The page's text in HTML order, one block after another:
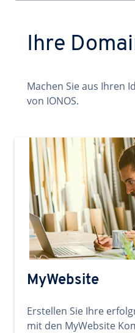
Ihre
Machen Sie aus Ihren
von IONOS.
MyWebsite
Erstellen Sie Ihre
mit den MyWebsite